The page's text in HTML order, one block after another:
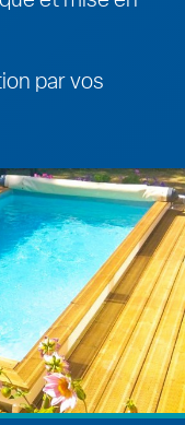
par vos